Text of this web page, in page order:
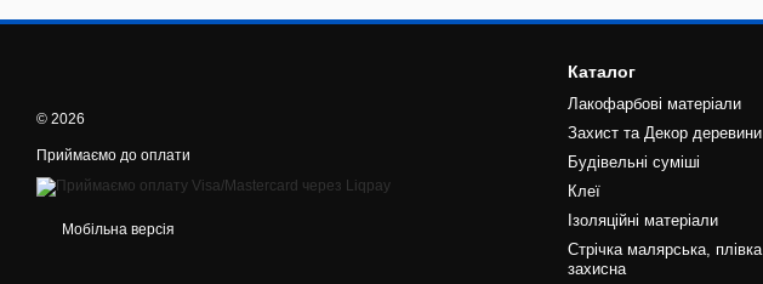
© 2026
Приймаємо до оплати
Мобільна версія
Каталог
Лакофарбові матеріали
Захист та Декор деревини
Будівельні суміші
Клеї
Ізоляційні матеріали
Стрічка малярська, плівка
захисна